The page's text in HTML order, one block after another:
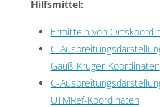
Hilfsmittel:
Ermitteln von
C-
Gauß-Krüger-Koordinaten
C-
UTMRef-Koordinaten